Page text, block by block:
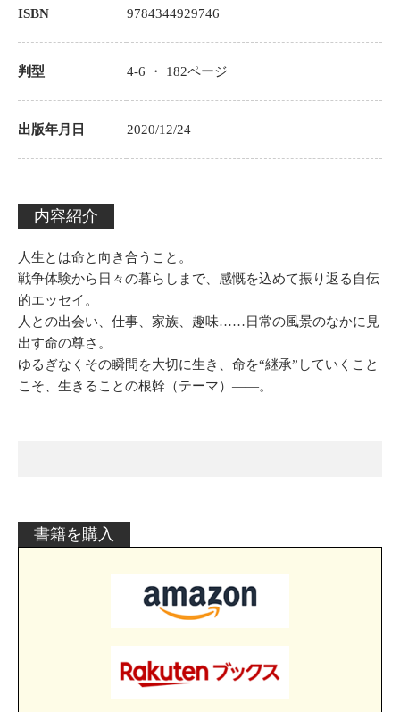
ISBN 9784344929746
判型 4-6 ・ 182ページ
出版年月日 2020/12/24
内容紹介
人生とは命と向き合うこと。
戦争体験から日々の暮らしまで、感慨を込めて振り返る自伝
的エッセイ。
人との出会い、仕事、家族、趣味……日常の風景のなかに見
出す命の尊さ。
ゆるぎなくその瞬間を大切に生き、命を“継承”していくこと
こそ、生きることの根幹（テーマ）―—。
書籍を購入